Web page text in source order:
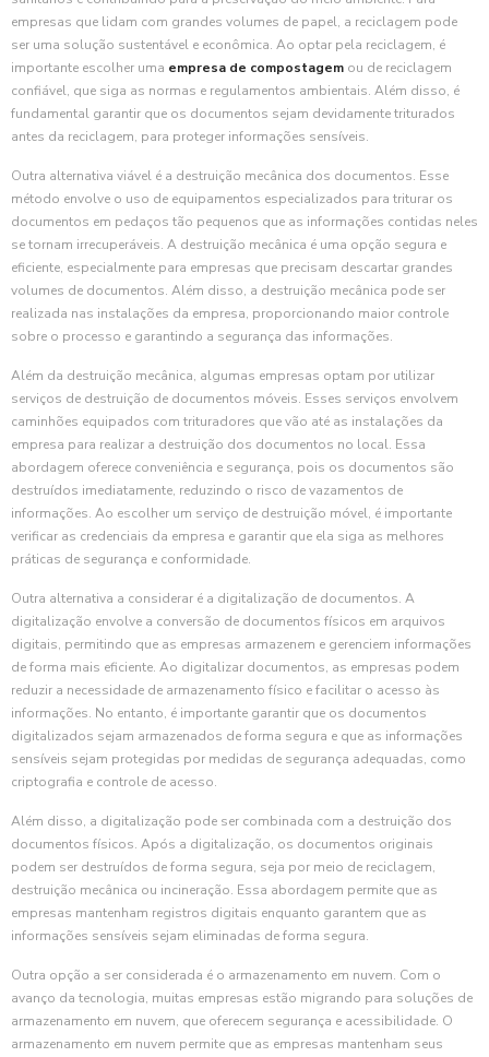
empresas que lidam com grandes volumes de papel, a reciclagem pode
ser uma solução sustentável e econômica. Ao optar pela reciclagem, é
importante escolher uma empresa de compostagem ou de reciclagem
confiável, que siga as normas e regulamentos ambientais. Além disso, é
fundamental garantir que os documentos sejam devidamente triturados
antes da reciclagem, para proteger informações sensíveis.
Outra alternativa viável é a destruição mecânica dos documentos. Esse
método envolve o uso de equipamentos especializados para triturar os
documentos em pedaços tão pequenos que as informações contidas neles
se tornam irrecuperáveis. A destruição mecânica é uma opção segura e
eficiente, especialmente para empresas que precisam descartar grandes
volumes de documentos. Além disso, a destruição mecânica pode ser
realizada nas instalações da empresa, proporcionando maior controle
sobre o processo e garantindo a segurança das informações.
Além da destruição mecânica, algumas empresas optam por utilizar
serviços de destruição de documentos móveis. Esses serviços envolvem
caminhões equipados com trituradores que vão até as instalações da
empresa para realizar a destruição dos documentos no local. Essa
abordagem oferece conveniência e segurança, pois os documentos são
destruídos imediatamente, reduzindo o risco de vazamentos de
informações. Ao escolher um serviço de destruição móvel, é importante
verificar as credenciais da empresa e garantir que ela siga as melhores
práticas de segurança e conformidade.
Outra alternativa a considerar é a digitalização de documentos. A
digitalização envolve a conversão de documentos físicos em arquivos
digitais, permitindo que as empresas armazenem e gerenciem informações
de forma mais eficiente. Ao digitalizar documentos, as empresas podem
reduzir a necessidade de armazenamento físico e facilitar o acesso às
informações. No entanto, é importante garantir que os documentos
digitalizados sejam armazenados de forma segura e que as informações
sensíveis sejam protegidas por medidas de segurança adequadas, como
criptografia e controle de acesso.
Além disso, a digitalização pode ser combinada com a destruição dos
documentos físicos. Após a digitalização, os documentos originais
podem ser destruídos de forma segura, seja por meio de reciclagem,
destruição mecânica ou incineração. Essa abordagem permite que as
empresas mantenham registros digitais enquanto garantem que as
informações sensíveis sejam eliminadas de forma segura.
Outra opção a ser considerada é o armazenamento em nuvem. Com o
avanço da tecnologia, muitas empresas estão migrando para soluções de
armazenamento em nuvem, que oferecem segurança e acessibilidade. O
armazenamento em nuvem permite que as empresas mantenham seus